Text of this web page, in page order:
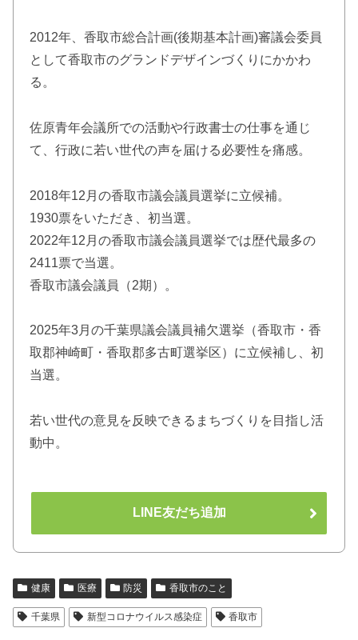
2012年、香取市総合計画(後期基本計画)審議会委員
として香取市のグランドデザインづくりにかかわ
る。
佐原青年会議所での活動や行政書士の仕事を通じ
て、行政に若い世代の声を届ける必要性を痛感。
2018年12月の香取市議会議員選挙に立候補。
1930票をいただき、初当選。
2022年12月の香取市議会議員選挙では歴代最多の
2411票で当選。
香取市議会議員（2期）。
2025年3月の千葉県議会議員補欠選挙（香取市・香
取郡神崎町・香取郡多古町選挙区）に立候補し、初
当選。
若い世代の意見を反映できるまちづくりを目指し活
動中。
LINE友だち追加
健康 医療 防災 香取市のこと
千葉県 新型コロナウイルス感染症 香取市